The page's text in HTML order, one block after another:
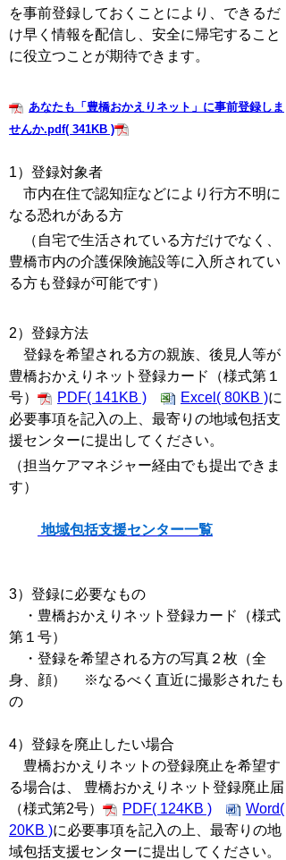
を事前登録しておくことにより、できるだ
け早く情報を配信し、安全に帰宅すること
に役立つことが期待できます。
あなたも「豊橋おかえりネット」に事前登録しま
せんか.pdf( 341KB )
1）登録対象者
市内在住で認知症などにより行方不明に
なる恐れがある方
（自宅で生活されている方だけでなく、
豊橋市内の介護保険施設等に入所されてい
る方も登録が可能です）
2）登録方法
登録を希望される方の親族、 後見人等が
豊橋おかえりネット登録カード（様式第１
号）
PDF( 141KB ) Excel( 80KB )に
必要事項を記入の上、最寄りの地域包括支
援センターに提出してください。
（担当ケアマネジャー経由でも提出できま
す）
地域包括支援センター一覧
3）登録に必要なもの
・ 豊橋おかえりネット登録カード（様式
第１号）
・登録を希望される方の写真２枚（全
身、顔） ※なるべく直近に撮影されたも
の
4）登録を廃止したい場合
豊橋おかえりネットの登録廃止を希望す
る場合は、
豊橋おかえりネット登録廃止届
（様式第2号）
PDF( 124KB )
Word(
20KB )に必要事項を記入の上、最寄りの地
域包括支援センターに提出してください。